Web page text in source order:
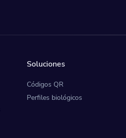
Soluciones
Códigos QR
Perfiles biológicos